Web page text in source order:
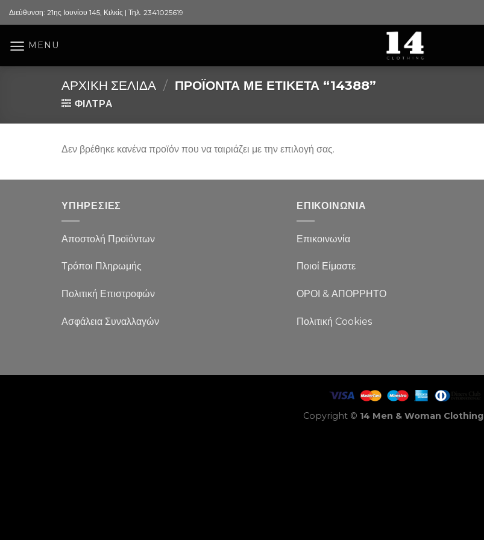
Skip
to
Διεύθυνση: 21ης Ιουνίου 145, Κιλκίς | Τηλ. 2341025619
MENU
ΑΡΧΙΚΉ ΣΕΛΊΔΑ / ΠΡΟΪΌΝΤΑ ΜΕ ΕΤΙΚΈΤΑ “14388”
ΦΙΛΤΡΑ
Δεν βρέθηκε κανένα προϊόν που να ταιριάζει με την επιλογή σας.
ΥΠΗΡΕΣΙΕΣ
Αποστολή Προϊόντων
Τρόποι Πληρωμής
Πολιτική Επιστροφών
Ασφάλεια Συναλλαγών
ΕΠΙΚΟΙΝΩΝΙΑ
Επικοινωνία
Ποιοί Είμαστε
ΟΡΟΙ & ΑΠΟΡΡΗΤΟ
Πολιτική Cookies
Copyright © 14 Men & Woman Clothing